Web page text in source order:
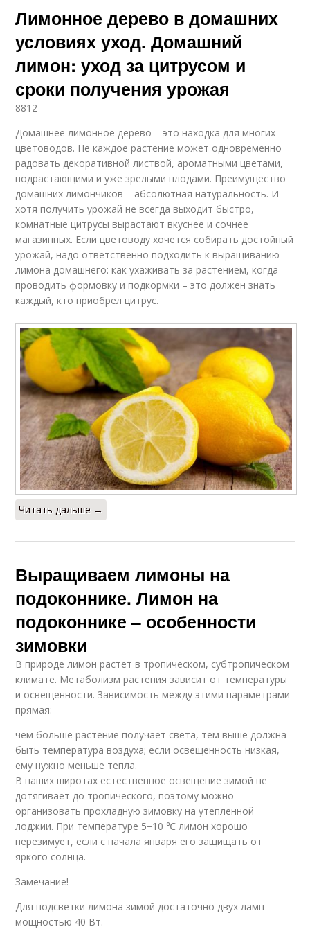
Лимонное дерево в домашних
условиях уход. Домашний
лимон: уход за цитрусом и
сроки получения урожая
8812
Домашнее лимонное дерево – это находка для многих
цветоводов. Не каждое растение может одновременно
радовать декоративной листвой, ароматными цветами,
подрастающими и уже зрелыми плодами. Преимущество
домашних лимончиков – абсолютная натуральность. И
хотя получить урожай не всегда выходит быстро,
комнатные цитрусы вырастают вкуснее и сочнее
магазинных. Если цветоводу хочется собирать достойный
урожай, надо ответственно подходить к выращиванию
лимона домашнего: как ухаживать за растением, когда
проводить формовку и подкормки – это должен знать
каждый, кто приобрел цитрус.
Читать дальше →
Выращиваем лимоны на
подоконнике. Лимон на
подоконнике – особенности
зимовки
В природе лимон растет в тропическом, субтропическом
климате. Метаболизм растения зависит от температуры
и освещенности. Зависимость между этими параметрами
прямая:
чем больше растение получает света, тем выше должна
быть температура воздуха; если освещенность низкая,
ему нужно меньше тепла.
В наших широтах естественное освещение зимой не
дотягивает до тропического, поэтому можно
организовать прохладную зимовку на утепленной
лоджии. При температуре 5−10 ℃ лимон хорошо
перезимует, если с начала января его защищать от
яркого солнца.
Замечание!
Для подсветки лимона зимой достаточно двух ламп
мощностью 40 Вт.